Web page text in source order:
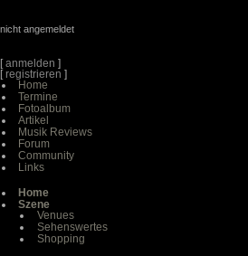
nicht angemeldet
[anmelden ]
[registrieren ]
Home
Termine
Fotoalbum
Artikel
Musik Reviews
Forum
Community
Links
Home
Szene
Venues
Sehenswertes
Shopping